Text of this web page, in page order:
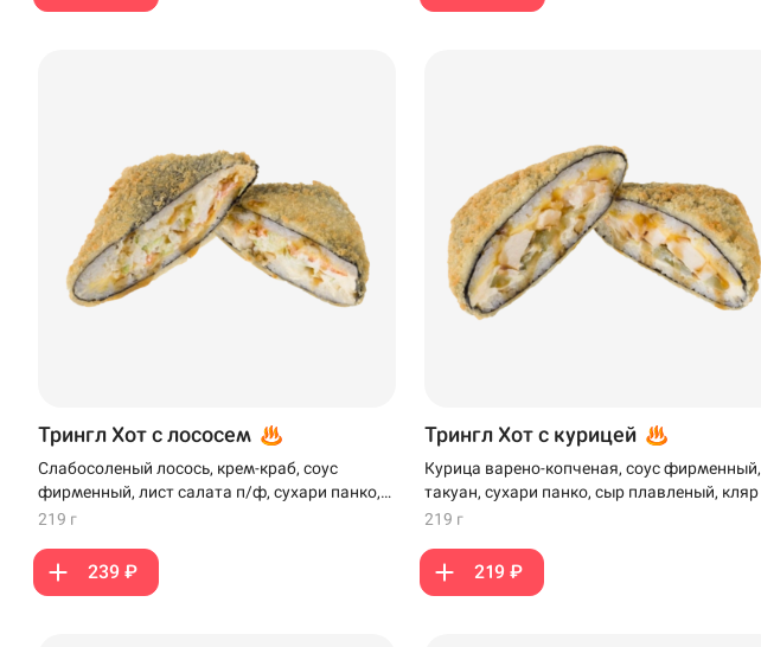
Трингл Хот с лососем
Слабосоленый лосось, крем-краб, соус
фирменный, лист салата п/ф, сухари панко,
сыр плавленый, кляр
219 г
239 ₽
Трингл Хот с курицей
Курица варено-копченая, соус фирменный,
такуан, сухари панко, сыр плавленый, кляр
219 г
219 ₽